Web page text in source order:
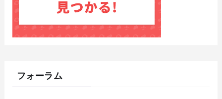
フォーラム